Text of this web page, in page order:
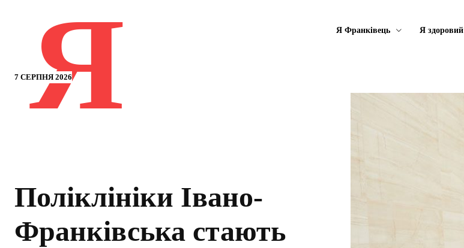
7 СЕРПНЯ 2026
Я Я Франківець Я здоровий
Поліклініки Івано-
Франківська стають